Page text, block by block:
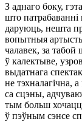
З аднаго боку,
што
даруюць, нешта
вопытныя
чалавек, за
ў калектыве,
выдатнага
не тэхналагічна,
са сцэны,
тым больш
ў пэўным сэнсе